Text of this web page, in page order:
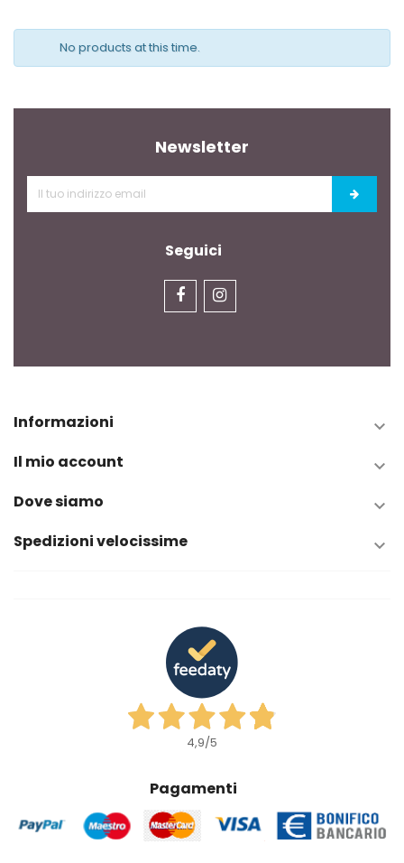
No products at this time.
Newsletter
Seguici
Informazioni 
Il mio account 
Dove siamo 
Spedizioni velocissime 
4,9/5
Pagamenti